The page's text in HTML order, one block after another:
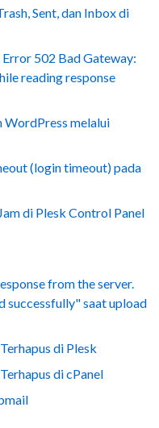
Sent, dan Inbox di
502 Bad Gateway:
reading response
melalui
(login timeout) pada
di Plesk Control Panel
from the server.
successfully" saat upload
di Plesk
di cPanel